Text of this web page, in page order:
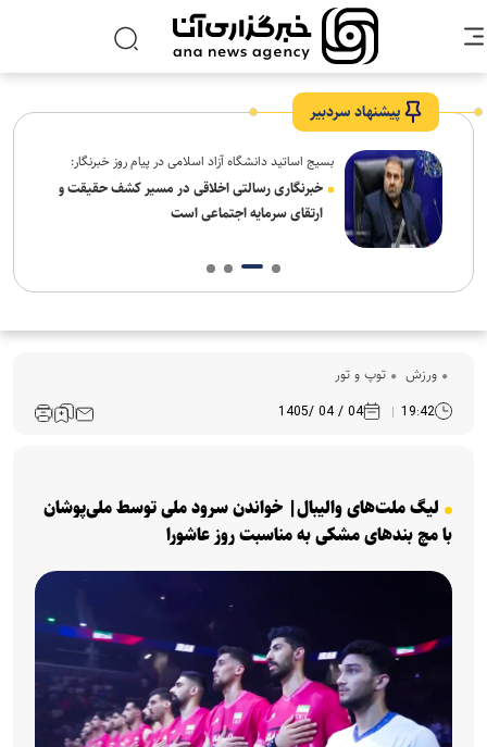
پیشنهاد سردبیر
بسیج اساتید دانشگاه آزاد اسلامی در پیام روز خبرنگار:
خبرنگاری رسالتی اخلاقی در مسیر کشف حقیقت و
ارتقای سرمایه اجتماعی است
ورزش توپ و تور
19:42
04 / 04 /1405
لیگ ملت‌های والیبال| خواندن سرود ملی توسط ملی‌پوشان
با مچ بندهای مشکی به مناسبت روز عاشورا